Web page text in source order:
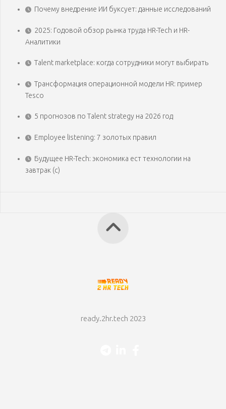
Почему внедрение ИИ буксует: данные исследований
2025: Годовой обзор рынка труда HR-Tech и HR-
Аналитики
Talent marketplace: когда сотрудники могут выбирать
Трансформация операционной модели HR: пример
Tesco
5 прогнозов по Talent strategy на 2026 год
Employee listening: 7 золотых правил
Будущее HR-Tech: экономика ест технологии на
завтрак (с)
ready.2hr.tech 2023